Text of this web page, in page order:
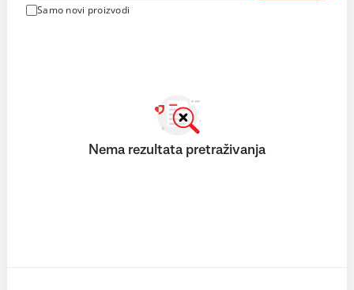
Samo novi proizvodi
Nema rezultata pretraživanja